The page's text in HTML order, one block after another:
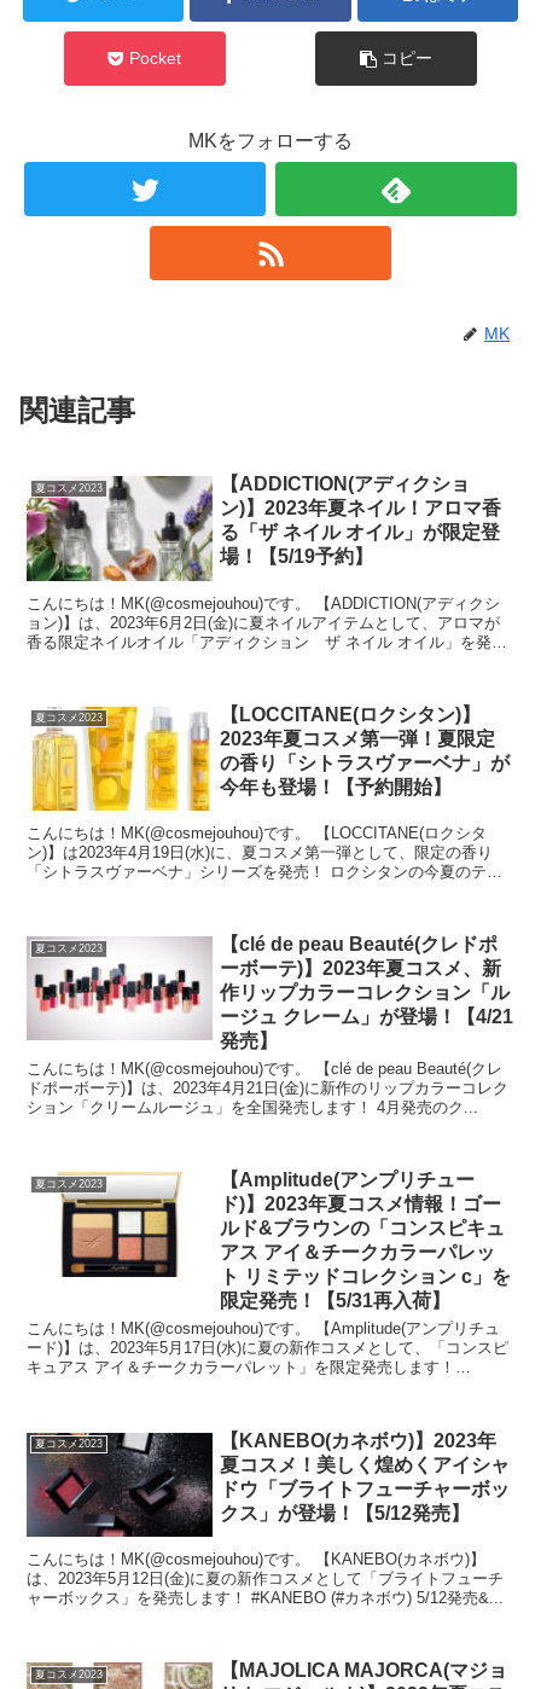
Pocket コピー
MKをフォローする
MK
関連記事
夏コスメ2023
【ADDICTION(アディクショ
ン)】2023年夏ネイル！アロマ香
る「ザ ネイル オイル」が限定登
場！【5/19予約】
こんにちは！MK(@cosmejouhou)です。 【ADDICTION(アディクシ
ョン)】は、2023年6月2日(金)に夏ネイルアイテムとして、アロマが
香る限定ネイルオイル「アディクション ザ ネイル オイル」を発売
夏コスメ2023
【LOCCITANE(ロクシタン)】
2023年夏コスメ第一弾！夏限定
の香り「シトラスヴァーベナ」が
今年も登場！【予約開始】
こんにちは！MK(@cosmejouhou)です。 【LOCCITANE(ロクシタ
ン)】は2023年4月19日(水)に、夏コスメ第一弾として、限定の香り
「シトラスヴァーベナ」シリーズを発売！ ロクシタンの今夏のテー
夏コスメ2023
【clé de peau Beauté(クレドポ
ーボーテ)】2023年夏コスメ、新
作リップカラーコレクション「ル
ージュ クレーム」が登場！【4/21
発売】
こんにちは！MK(@cosmejouhou)です。 【clé de peau Beauté(クレ
ドポーボーテ)】は、2023年4月21日(金)に新作のリップカラーコレク
ション「クリームルージュ」を全国発売します！ 4月発売のク...
夏コスメ2023
【Amplitude(アンプリチュー
ド)】2023年夏コスメ情報！ゴー
ルド&ブラウンの「コンスピキュ
アス アイ＆チークカラーパレッ
ト リミテッドコレクション c」を
限定発売！【5/31再入荷】
こんにちは！MK(@cosmejouhou)です。 【Amplitude(アンプリチュ
ード)】は、2023年5月17日(水)に夏の新作コスメとして、「コンスピ
キュアス アイ＆チークカラーパレット」を限定発売します！
夏コスメ2023
【KANEBO(カネボウ)】2023年
夏コスメ！美しく煌めくアイシャ
ドウ「ブライトフューチャーボッ
クス」が登場！【5/12発売】
こんにちは！MK(@cosmejouhou)です。 【KANEBO(カネボウ)】
は、2023年5月12日(金)に夏の新作コスメとして「ブライトフューチ
ャーボックス」を発売します！ #KANEBO (#カネボウ) 5/12発売&...
夏コスメ2023
【MAJOLICA MAJORCA(マジョ